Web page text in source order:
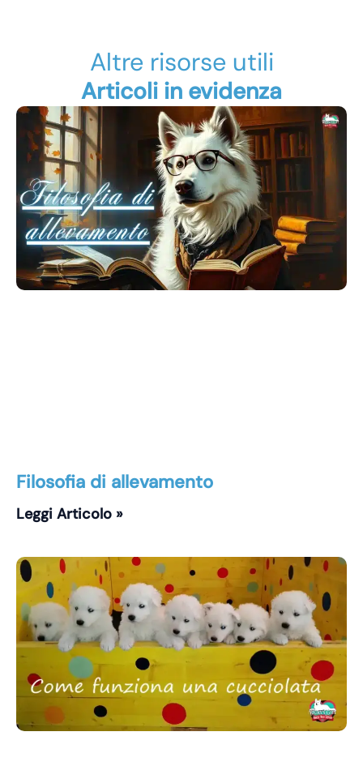
Altre risorse utili
Articoli in evidenza
Filosofia di allevamento
Leggi Articolo »